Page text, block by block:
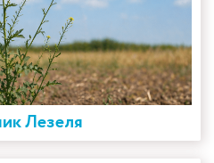
Лезеля